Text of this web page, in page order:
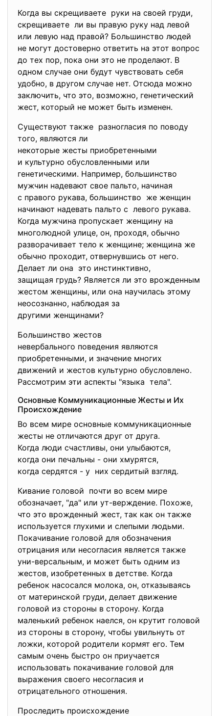
Когда вы скрещиваете руки на своей груди,
скрещиваете ли вы правую руку над левой
или левую над правой? Большинство людей
не могут достоверно ответить на этот вопрос
до тех пор, пока они это не проделают. В
одном случае они будут чувствовать себя
удобно, в другом случае нет. Отсюда можно
заключить, что это, возможно, генетический
жест, который не может быть изменен.
Существуют также разногласия по поводу
того, являются ли
некоторые жесты приобретенными
и культурно обусловленными или
генетическими. Например, большинство
мужчин надевают свое пальто, начиная
с правого рукава, большинство же женщин
начинают надевать пальто с левого рукава.
Когда мужчина пропускает женщину на
многолюдной улице, он, проходя, обычно
разворачивает тело к женщине; женщина же
обычно проходит, отвернувшись от него.
Делает ли она это инстинктивно,
защищая грудь? Является ли это врожденным
жестом женщины, или она научилась этому
неосознанно, наблюдая за
другими женщинами?
Большинство жестов
невербального поведения являются
приобретенными, и значение многих
движений и жестов культурно обусловлено.
Рассмотрим эти аспекты "языка тела".
Основные Коммуникационные Жесты и Их
Происхождение
Во всем мире основные коммуникационные
жесты не отличаются друг от друга.
Когда люди счастливы, они улыбаются,
когда они печальны - они хмурятся,
когда сердятся - у них сердитый взгляд.
Кивание головой почти во всем мире
обозначает, "да" или ут-верждение. Похоже,
что это врожденный жест, так как он также
используется глухими и слепыми людьми.
Покачивание головой для обозначения
отрицания или несогласия является также
уни-версальным, и может быть одним из
жестов, изобретенных в детстве. Когда
ребенок насосался молока, он, отказываясь
от материнской груди, делает движение
головой из стороны в сторону. Когда
маленький ребенок наелся, он крутит головой
из стороны в сторону, чтобы увильнуть от
ложки, которой родители кормят его. Тем
самым очень быстро он приучается
использовать покачивание головой для
выражения своего несогласия и
отрицательного отношения.
Проследить происхождение